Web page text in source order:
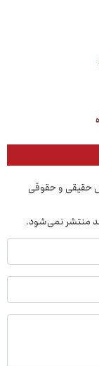
حقیقی و حقوقی
منتشر نمی‌شود.